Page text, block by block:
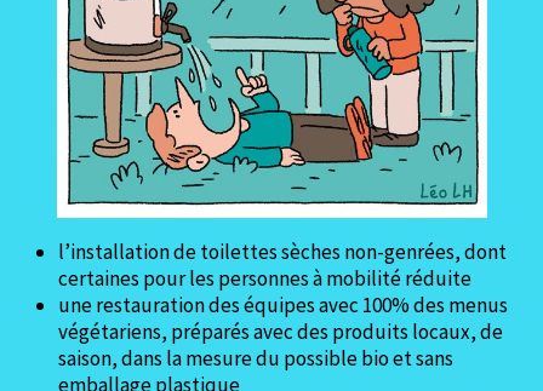
l’installation de toilettes sèches non-genrées, dont
certaines pour les personnes à mobilité réduite
une restauration des équipes avec 100% des menus
végétariens, préparés avec des produits locaux, de
saison, dans la mesure du possible bio et sans
emballage plastique